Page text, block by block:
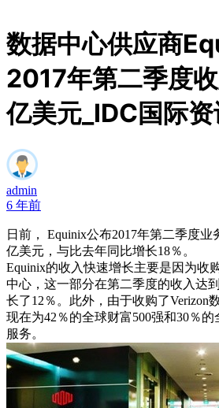
数据中心供应商
2017年第二季度
亿美元_IDC国际
admin
6 年前
日前， Equinix公布2017年第二季度业
亿美元，与比去年同比增长18％。
Equinix的收入快速增长主要是因为收
中心，这一部分在第二季度的收入达
长了12％。此外，由于收购了Verizon
现在为42％的全球财富500强和30％
服务。